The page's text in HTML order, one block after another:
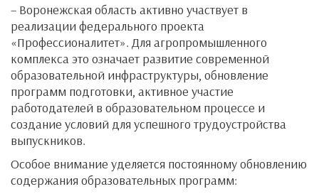
– Воронежская область активно участвует в
реализации федерального проекта
«Профессионалитет». Для агропромышленного
комплекса это означает развитие современной
образовательной инфраструктуры, обновление
программ подготовки, активное участие
работодателей в образовательном процессе и
создание условий для успешного трудоустройства
выпускников.
Особое внимание уделяется постоянному обновлению
содержания образовательных программ: